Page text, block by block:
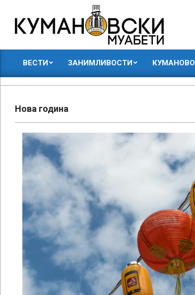
content
КУМАНОВСКИ
МУАБЕТИ
ВЕСТИ ЗАНИМЛИВОСТИ КУМАНОВО
Нова година